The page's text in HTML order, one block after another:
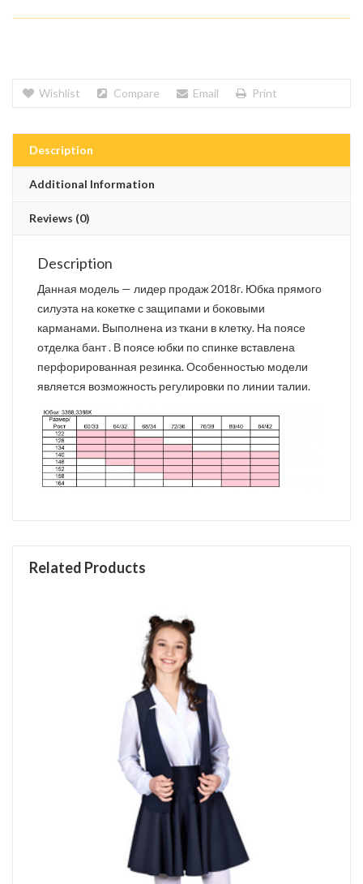
Wishlist Compare Email Print
Description
Additional Information
Reviews (0)
Description
Данная модель — лидер продаж 2018г. Юбка прямого
силуэта на кокетке с защипами и боковыми
карманами. Выполнена из ткани в клетку. На поясе
отделка бант . В поясе юбки по спинке вставлена
перфорированная резинка. Особенностью модели
является возможность регулировки по линии талии.
Related Products